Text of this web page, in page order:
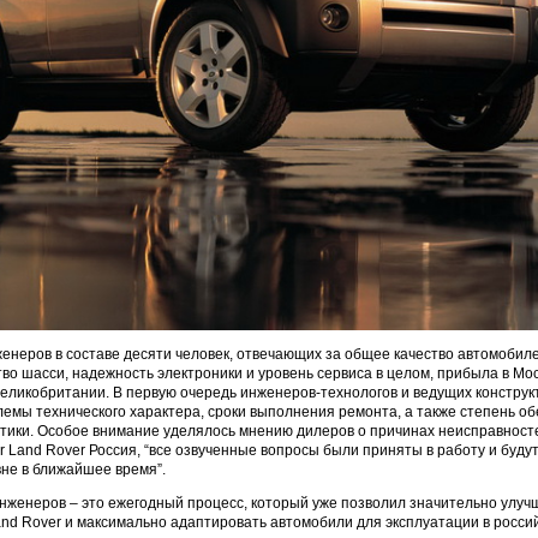
в составе десяти человек, отвечающих за общее качество
шасси, надежность электроники и уровень сервиса в целом, прибыла в
В первую очередь инженеров-технологов и ведущих
технического характера, сроки выполнения ремонта, а также степень
Особое внимание уделялось мнению дилеров о причинах
Land Rover Россия, “все озвученные вопросы были приняты в работу и
в ближайшее время”.
– это ежегодный процесс, который уже позволил значительно
Rover и максимально адаптировать автомобили для эксплуатации в